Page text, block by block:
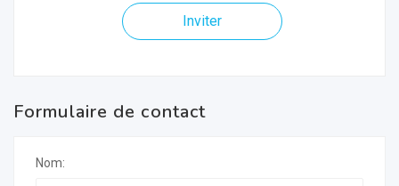
Inviter
Formulaire de contact
Nom: